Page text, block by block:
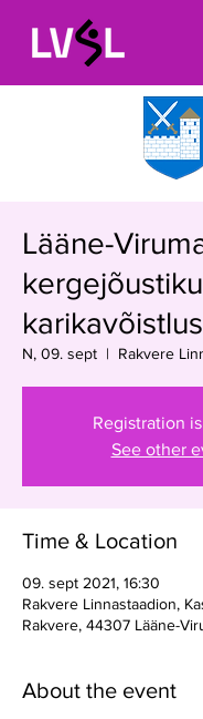
Lääne-
kergejõustiku
N, 09. sept
  |
Rakvere
Registration
See other
Time & Location
09. sept 2021, 16:30
Rakvere Linnastaadion,
Rakvere, 44307 Lääne-
About the event